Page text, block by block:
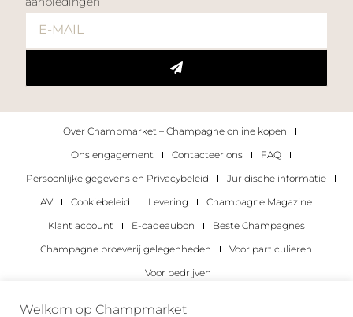
Over Champmarket – Champagne online kopen
Ons engagement
Contacteer ons
FAQ
Persoonlijke gegevens en Privacybeleid
Juridische informatie
AV
Cookiebeleid Levering
Champagne Magazine
Klant account
E-cadeaubon
Beste Champagnes
Champagne proeverij gelegenheden
Voor particulieren
Voor bedrijven
Copyright 2022 © alle rechten voorbehouden.
Welkom op Champmarket